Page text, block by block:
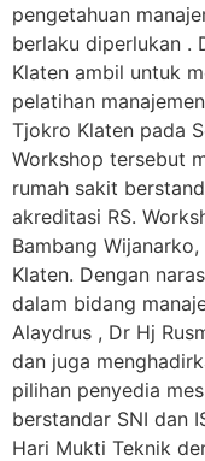
pengetahuan
berlaku diperlukan .
Klaten ambil untuk
pelatihan
Tjokro Klaten pada
Workshop tersebut
rumah sakit
akreditasi RS.
Bambang Wijanarko,
Klaten. Dengan
dalam bidang
Alaydrus , Dr Hj
dan juga
pilihan penyedia
berstandar SNI dan
Hari Mukti Teknik